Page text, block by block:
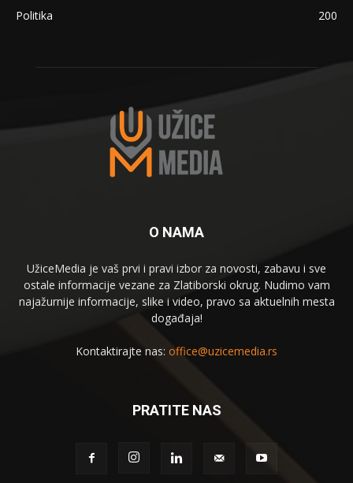
Politika
200
O NAMA
UžiceMedia je vaš prvi i pravi izbor za novosti, zabavu i sve
ostale informacije vezane za Zlatiborski okrug. Nudimo vam
najažurnije informacije, slike i video, pravo sa aktuelnih mesta
događaja!
Kontaktirajte nas: office@uzicemedia.rs
PRATITE NAS